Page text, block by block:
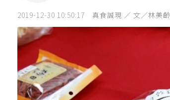
2019-12-30 10:50:17 真食誠現 ／ 文／林美齡